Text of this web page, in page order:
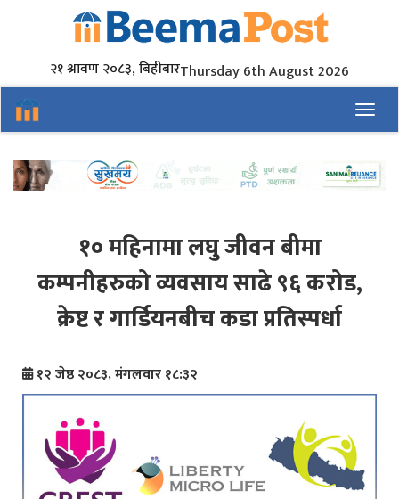
२१ श्रावण २०८३, बिहीबारThursday 6th August 2026
१० महिनामा लघु जीवन बीमा
कम्पनीहरुको व्यवसाय साढे ९६ करोड,
क्रेष्ट र गार्डियनबीच कडा प्रतिस्पर्धा
१२ जेष्ठ २०८३, मंगलवार १८:३२